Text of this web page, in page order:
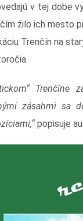
v tej dobe
žilo ich mesto
Trenčín na
zásahmi sa
popisuje